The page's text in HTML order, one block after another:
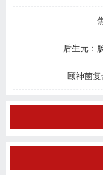
后生元：
颐神菌